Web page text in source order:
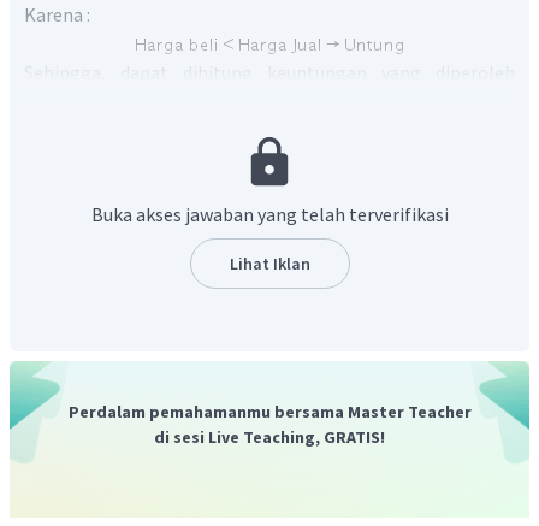
Karena :
Buka akses jawaban yang telah terverifikasi
Lihat Iklan
Perdalam pemahamanmu bersama Master Teacher
di sesi Live Teaching, GRATIS!